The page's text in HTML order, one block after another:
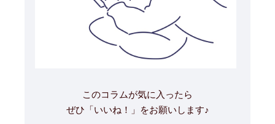
このコラムが気に入ったら
ぜひ「いいね！」をお願いします♪